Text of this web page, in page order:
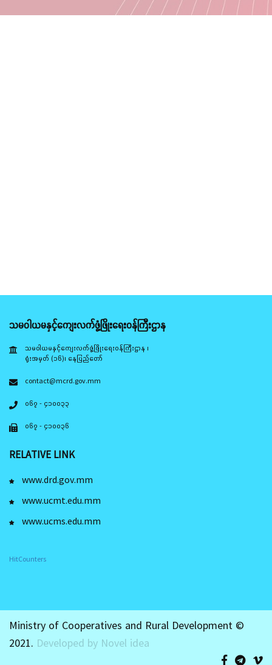
သမဝါယမနှင့်ကျေးလက်ဖွံ့ဖြိုးရေးဝန်ကြီးဌာန
သမဝါယမနှင့်ကျေးလက်ဖွံ့ဖြိုးရေးဝန်ကြီးဌာန ၊
ရုံးအမှတ် (၁၆)၊ နေပြည်တော်
contact@mcrd.gov.mm
၀၆၇ - ၄၁၀၀၃၃
၀၆၇ - ၄၁၀၀၃၆
RELATIVE LINK
www.drd.gov.mm
www.ucmt.edu.mm
www.ucms.edu.mm
HitCounters
Ministry of Cooperatives and Rural Development ©
2021. Developed by Novel idea